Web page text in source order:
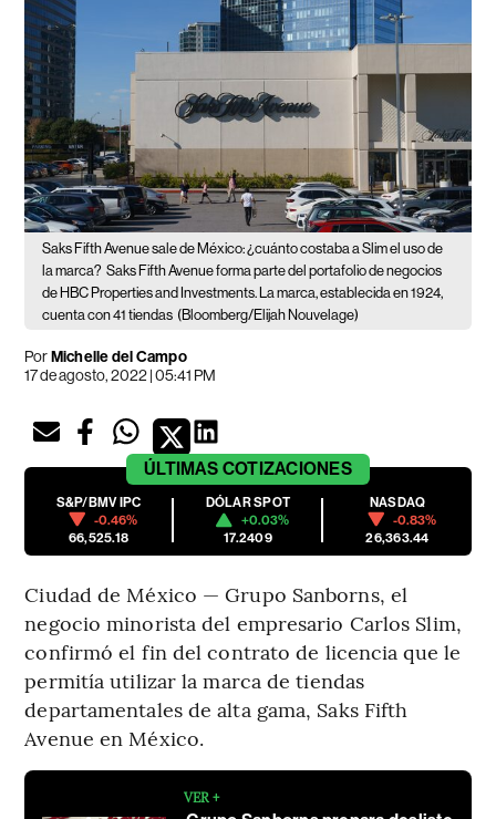
Saks Fifth Avenue sale de México: ¿cuánto costaba a Slim el uso de
la marca? Saks Fifth Avenue forma parte del portafolio de negocios
de HBC Properties and Investments. La marca, establecida en 1924,
cuenta con 41 tiendas (Bloomberg/Elijah Nouvelage)
PorMichelle del Campo
17 de agosto, 2022 | 05:41 PM
ÚLTIMAS COTIZACIONES
S&P/BMV IPC
-0.46%
66,525.18
DÓLAR SPOT
+0.03%
17.2409
NASDAQ
-0.83%
26,363.44
Ciudad de México — Grupo Sanborns, el
negocio minorista del empresario Carlos Slim,
confirmó el fin del contrato de licencia que le
permitía utilizar la marca de tiendas
departamentales de alta gama, Saks Fifth
Avenue en México.
VER +